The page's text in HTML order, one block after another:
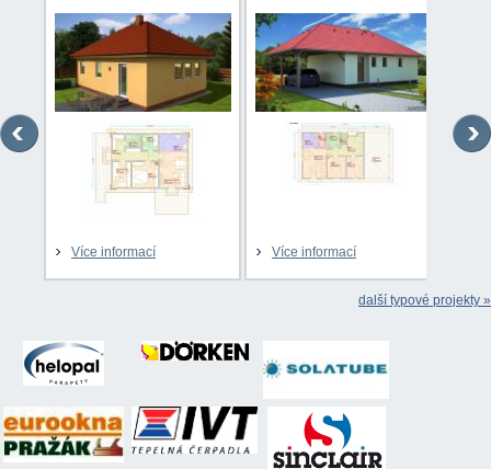
Více informací Více informací
další typové projekty »